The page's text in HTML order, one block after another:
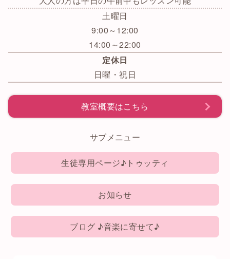
土曜日
9:00～12:00
14:00～22:00
定休日
日曜・祝日
教室概要はこちら
サブメニュー
生徒専用ページ♪トゥッティ
お知らせ
ブログ ♪音楽に寄せて♪